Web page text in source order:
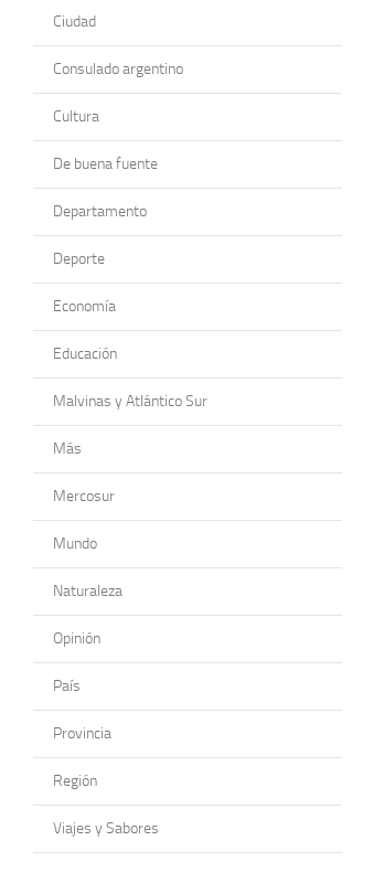
Ciudad
Consulado argentino
Cultura
De buena fuente
Departamento
Deporte
Economía
Educación
Malvinas y Atlántico Sur
Más
Mercosur
Mundo
Naturaleza
Opinión
País
Provincia
Región
Viajes y Sabores